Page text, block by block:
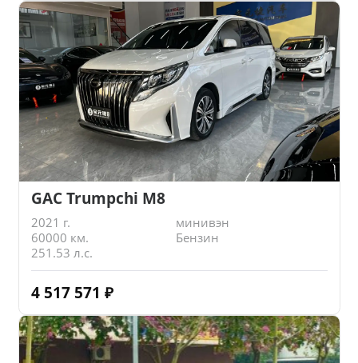
GAC Trumpchi M8
2021 г.
минивэн
60000 км.
Бензин
251.53 л.с.
4 517 571 ₽